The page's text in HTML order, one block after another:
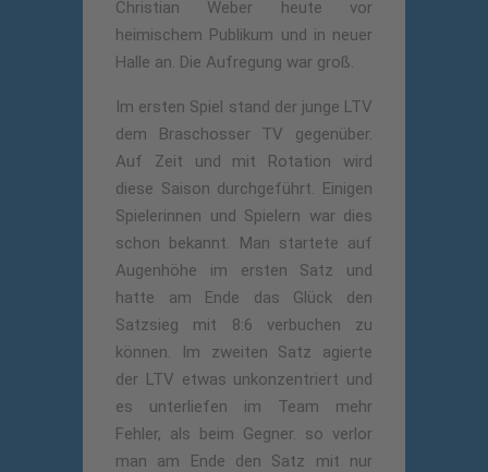
Christian Weber heute vor
heimischem Publikum und in neuer
Halle an. Die Aufregung war groß.
Im ersten Spiel stand der junge LTV
dem Braschosser TV gegenüber.
Auf Zeit und mit Rotation wird
diese Saison durchgeführt. Einigen
Spielerinnen und Spielern war dies
schon bekannt. Man startete auf
Augenhöhe im ersten Satz und
hatte am Ende das Glück den
Satzsieg mit 8:6 verbuchen zu
können. Im zweiten Satz agierte
der LTV etwas unkonzentriert und
es unterliefen im Team mehr
Fehler, als beim Gegner. so verlor
man am Ende den Satz mit nur